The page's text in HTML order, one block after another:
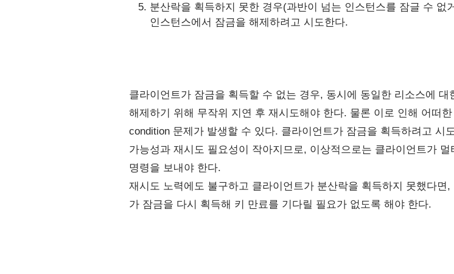
분산락을 획득하지 못한 경우(과반이 넘는 인스턴스를 잠글 수
인스턴스에서 잠금을 해제하려고 시도한다.
클라이언트가 잠금을 획득할 수 없는 경우, 동시에 동일한 리소스에
해제하기 위해 무작위 지연 후 재시도해야 한다. 물론 이로 인해 어떠
condition 문제가 발생할 수 있다. 클라이언트가 잠금을 획득하려고 시
가능성과 재시도 필요성이 작아지므로, 이상적으로는 클라이언트가
명령을 보내야 한다.
재시도 노력에도 불구하고 클라이언트가 분산락을 획득하지 못했다
가 잠금을 다시 획득해 키 만료를 기다릴 필요가 없도록 해야 한다.